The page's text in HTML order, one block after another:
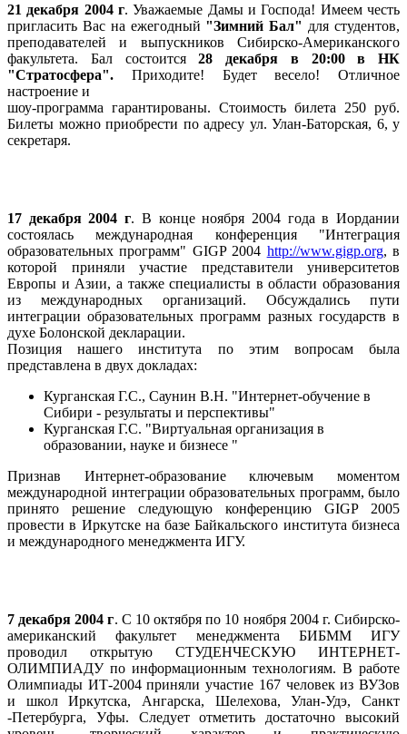
21 декабря 2004 г. Уважаемые Дамы и Господа! Имеем честь
пригласить Вас на ежегодный "Зимний Бал" для студентов,
преподавателей и выпускников Сибирско-Американского
факультета. Бал состоится28 декабря в 20:00 в НК
"Стратосфера". Приходите! Будет весело! Отличное
настроение и
шоу-программа гарантированы. Стоимость билета 250 руб.
Билеты можно приобрести по адресу ул. Улан-Баторская, 6, у
секретаря.
17 декабря 2004 г. В конце ноября 2004 года в Иордании
состоялась международная конференция "Интеграция
образовательных программ" GIGP 2004 http://www.gigp.org, в
которой приняли участие представители университетов
Европы и Азии, а также специалисты в области образования
из международных организаций. Обсуждались пути
интеграции образовательных программ разных государств в
духе Болонской декларации.
Позиция нашего института по этим вопросам была
представлена в двух докладах:
Курганская Г.С., Саунин В.Н. "Интернет-обучение в
Сибири - результаты и перспективы"
Курганская Г.С. "Виртуальная организация в
образовании, науке и бизнесе "
Признав Интернет-образование ключевым моментом
международной интеграции образовательных программ, было
принято решение следующую конференцию GIGP 2005
провести в Иркутске на базе Байкальского института бизнеса
и международного менеджмента ИГУ.
7 декабря 2004 г. С 10 октября по 10 ноября 2004 г. Сибирско-
американский факультет менеджмента БИБММ ИГУ
проводил открытую СТУДЕНЧЕСКУЮ ИНТЕРНЕТ-
ОЛИМПИАДУ по информационным технологиям. В работе
Олимпиады ИТ-2004 приняли участие 167 человек из ВУЗов
и школ Иркутска, Ангарска, Шелехова, Улан-Удэ, Санкт
-Петербурга, Уфы. Следует отметить достаточно высокий